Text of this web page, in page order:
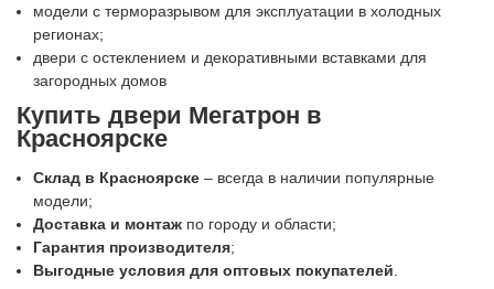
модели с терморазрывом для эксплуатации в холодных
регионах;
двери с остеклением и декоративными вставками для
загородных домов
Купить двери Мегатрон в
Красноярске
Склад в Красноярске – всегда в наличии популярные
модели;
Доставка и монтаж по городу и области;
Гарантия производителя;
Выгодные условия для оптовых покупателей